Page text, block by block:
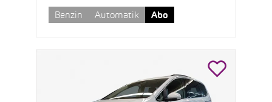
Benzin Automatik Abo